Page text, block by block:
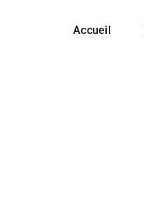
Accueil